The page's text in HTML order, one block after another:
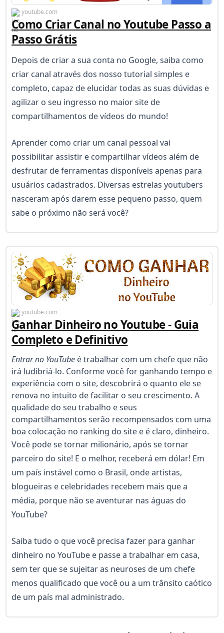
youtube.com
Como Criar Canal no Youtube Passo a
Passo Grátis
Depois de criar a sua conta no Google, saiba como
criar canal através dos nosso tutorial simples e
completo, capaz de elucidar todas as suas dúvidas e
agilizar o seu ingresso no maior site de
compartilhamentos de vídeos do mundo!
Aprender como criar um canal pessoal vai
possibilitar assistir e compartilhar vídeos além de
desfrutar de ferramentas disponíveis apenas para
usuários cadastrados. Diversas estrelas youtubers
nasceram após darem esse pequeno passo, quem
sabe o próximo não será você?
youtube.com
Ganhar Dinheiro no Youtube - Guia
Completo e Definitivo
Entrar no YouTube é trabalhar com um chefe que não
irá ludibriá-lo. Conforme você for ganhando tempo e
experiência com o site, descobrirá o quanto ele se
renova no intuito de facilitar o seu crescimento. A
qualidade do seu trabalho e seus
compartilhamentos serão recompensados com uma
boa colocação no ranking do site e é claro, dinheiro.
Você pode se tornar milionário, após se tornar
parceiro do site! E o melhor, receberá em dólar! Em
um país instável como o Brasil, onde artistas,
blogueiras e celebridades recebem mais que a
média, porque não se aventurar nas águas do
YouTube?
Saiba tudo o que você precisa fazer para ganhar
dinheiro no YouTube e passe a trabalhar em casa,
sem ter que se sujeitar as neuroses de um chefe
menos qualificado que você ou a um trânsito caótico
de um país mal administrado.